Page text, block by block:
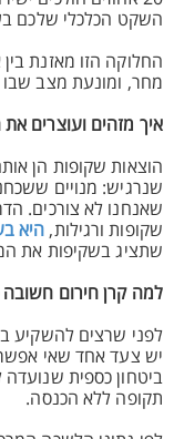
השקט הכלכלי שלכם
החלוקה הזו מאזנת בין
מחר, ומונעת מצב שבו
איך מזהים ועוצרים
הוצאות שקופות הן
שנרגיש: מנויים
שאנחנו לא צורכים.
שקופות ורגילות, היא
שתציג בשקיפות את
למה קרן חירום חשובה
לפני שרצים להשקיע
יש צעד אחד שאי אפשר
ביטחון כספית שנועדה
תקופה ללא הכנסה.